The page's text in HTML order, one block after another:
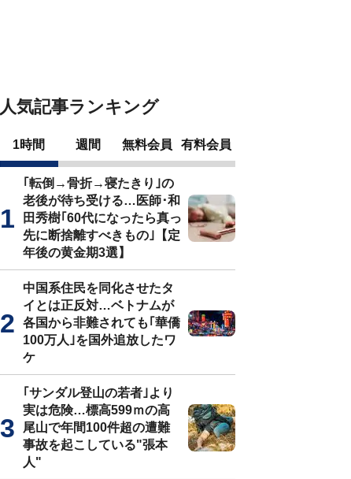
人気記事ランキング
1時間 週間 無料会員 有料会員
｢転倒→骨折→寝たきり｣の
老後が待ち受ける…医師･和
田秀樹｢60代になったら真っ
先に断捨離すべきもの｣【定
年後の黄金期3選】
中国系住民を同化させたタ
イとは正反対…ベトナムが
各国から非難されても｢華僑
100万人｣を国外追放したワ
ケ
｢サンダル登山の若者｣より
実は危険…標高599ｍの高
尾山で年間100件超の遭難
事故を起こしている"張本
人"